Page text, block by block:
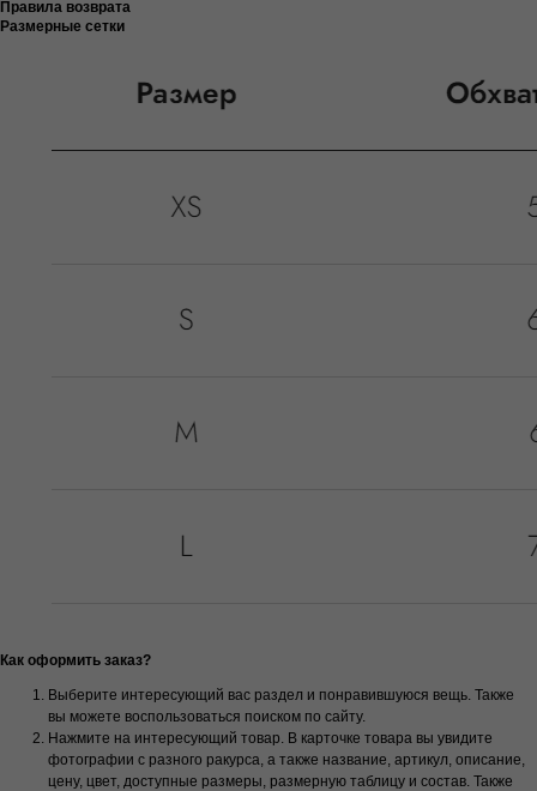
Правила возврата
Размерные сетки
Как оформить заказ?
Выберите интересующий вас раздел и понравившуюся вещь. Также
вы можете воспользоваться поиском по сайту.
Нажмите на интересующий товар. В карточке товара вы увидите
фотографии с разного ракурса, а также название, артикул, описание,
цену, цвет, доступные размеры, размерную таблицу и состав. Также